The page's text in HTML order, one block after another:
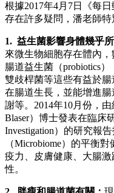
根據2017年4月7日《每
存在許多疑問，潘老師特
1. 益生菌影響身體幾乎所
來微生物細胞存在體內
腸道益生菌（probiotics
雙歧桿菌等這些有益於
在腸道生長，並能增進
謝等。2014年10月份，由
Blaser）博士發表在臨床
Investigation）的研究報
（Microbiome）的平衡
疫力、皮膚健康、大腸
性。